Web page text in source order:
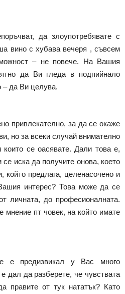
да злоупотребявате с
вино с хубава вечеря , съвсем
– не повече. На Вашия
да Ви гледа в подпийнало
– да Ви целува.
привлекателно, за да се окаже
но за всеки случай внимателно
които се оасявате. Дали това е,
иска да получите онова, което
който предлага, целенасочено и
интерес? Това може да се
личната, до професионалната.
мнение пт човек, на който имате
е предизвикал у Вас много
дал да разберете, че чувствата
правите от тук нататък? Като